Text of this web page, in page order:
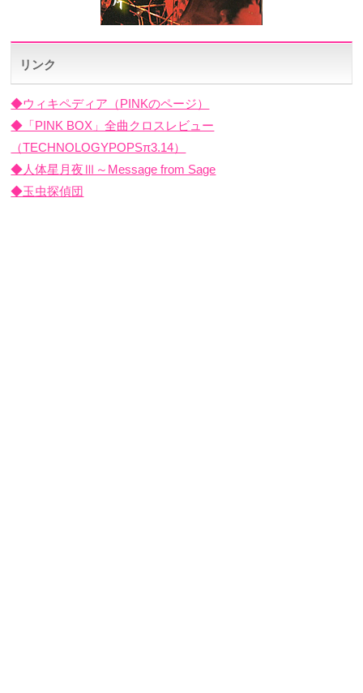
リンク
◆ウィキペディア（PINKのページ）
◆「PINK BOX」全曲クロスレビュー
（TECHNOLOGYPOPSπ3.14）
◆人体星月夜Ⅲ～Message from Sage
◆玉虫探偵団